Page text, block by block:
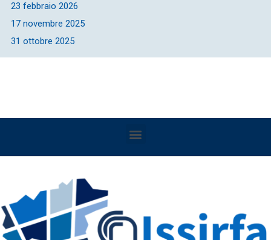
23 febbraio 2026
17 novembre 2025
31 ottobre 2025